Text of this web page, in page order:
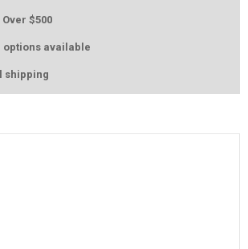
$500
options available
shipping